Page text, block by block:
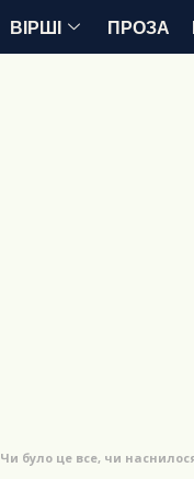
ВІРШІ ПРОЗА
Чи було це все, чи